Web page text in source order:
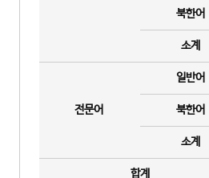
북한어
소계
전문어
일반어
북한어
소계
합계